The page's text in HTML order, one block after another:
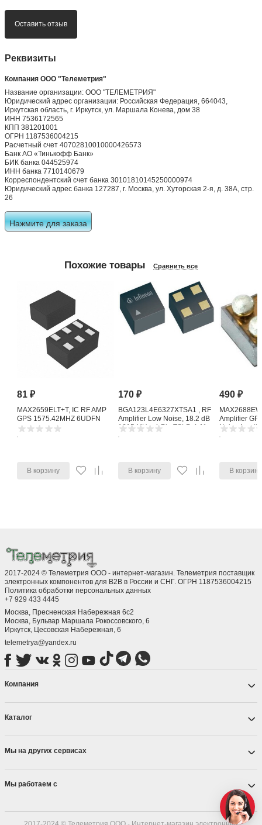
Оставить отзыв
Реквизиты
Компания ООО "Телеметрия"
Название организации: ООО "ТЕЛЕМЕТРИЯ"
Юридический адрес организации: Российская Федерация, 664043,
Иркутская область, г. Иркутск, ул. Маршала Конева, дом 38
ИНН 7536172565
КПП 381201001
ОГРН 1187536004215
Расчетный счет 40702810010000426573
Банк АО «Тинькофф Банк»
БИК банка 044525974
ИНН банка 7710140679
Корреспондентский счет банка 30101810145250000974
Юридический адрес банка 127287, г. Москва, ул. Хуторская 2-я, д. 38А, стр.
26
Нажмите для заказа
Похожие товары Сравнить все
81₽
MAX2659ELT+T, IC RF AMP
GPS 1575.42MHZ 6UDFN
В корзину
170₽
BGA123L4E6327XTSA1 , RF
Amplifier Low Noise, 18.2 dB
1615 MHz, 4-Pin TSLP-4-11
В корзину
490₽
Amplifier
Noise
В корзину
2017-2024 © Телеметрия ООО - интернет-магазин. Телеметрия поставщик
электронных компонентов для B2B в России и СНГ. ОГРН 1187536004215
Политика обработки персональных данных
+7 929 433 4445
Москва, Пресненская Набережная 6с2
Москва, ​Бульвар Маршала Рокоссовского, 6
Иркутск, ​Цесовская Набережная, 6
telemetrya@yandex.ru
Компания
Каталог
Мы на других сервисах
Мы работаем с